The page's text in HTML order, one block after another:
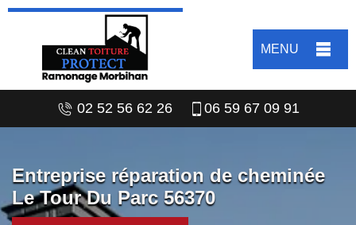
MENU
02 52 56 62 26 06 59 67 09 91
Entreprise réparation de cheminée
Le Tour Du Parc 56370